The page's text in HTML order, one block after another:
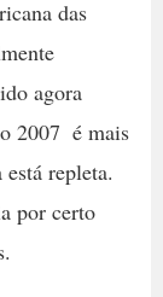
das
agora
2007  é mais
repleta.
por certo